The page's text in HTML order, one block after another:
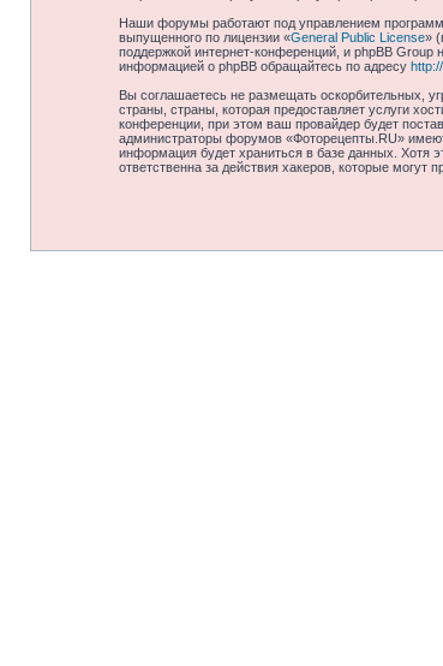
Наши форумы работают под управлением
выпущенного по лицензии «General Public License»
поддержкой интернет-конференций, и phpBB Group
информацией о phpBB обращайтесь по адресу
Вы соглашаетесь не размещать оскорбительных,
страны, страны, которая предоставляет услуги
конференции, при этом ваш провайдер будет
администраторы форумов «Фоторецепты.RU»
информация будет храниться в базе данных. Хотя
ответственна за действия хакеров, которые могут